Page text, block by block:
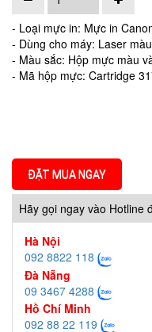
- Loại mực in: Mực in
- Dùng cho máy: Laser
- Màu sắc: Hộp mực màu
- Mã hộp mực: Cartridge
ĐẶT MUA NGAY
Hãy gọi ngay vào Hotline
Hà Nội
092 8822 118
Đà Nẵng
09 3467 4288
Hồ Chí Minh
092 88 22 119